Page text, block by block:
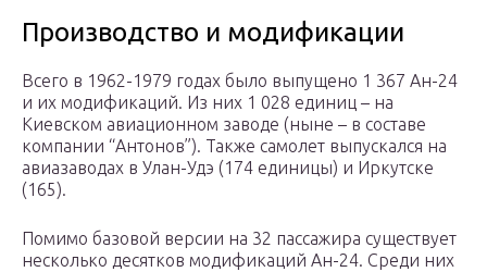
Производство и модификации
Всего в 1962-1979 годах было выпущено 1 367 Ан-24
и их модификаций. Из них 1 028 единиц – на
Киевском авиационном заводе (ныне – в составе
компании “Антонов”). Также самолет выпускался на
авиазаводах в Улан-Удэ (174 единицы) и Иркутске
(165).
Помимо базовой версии на 32 пассажира существует
несколько десятков модификаций Ан-24. Среди них